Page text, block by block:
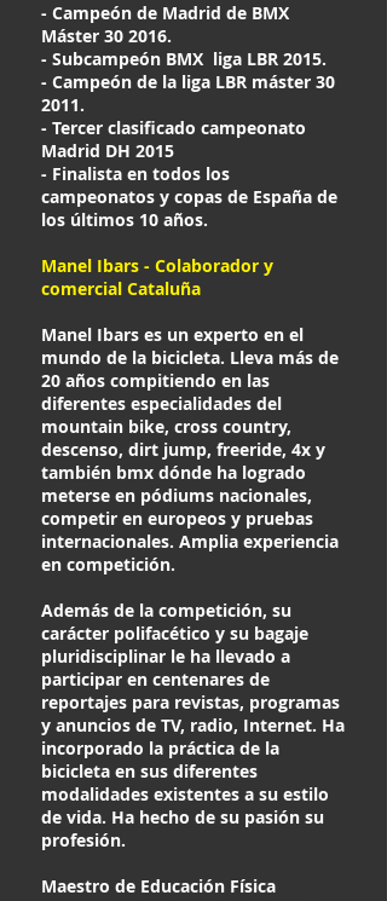
- Campeón de Madrid de BMX
Máster 30 2016.
- Subcampeón BMX liga LBR 2015.
- Campeón de la liga LBR máster 30
2011.
- Tercer clasificado campeonato
Madrid DH 2015
- Finalista en todos los
campeonatos y copas de España de
los últimos 10 años.
Manel Ibars - Colaborador y
comercial Cataluña
Manel Ibars es un experto en el
mundo de la bicicleta. Lleva más de
20 años compitiendo en las
diferentes especialidades del
mountain bike, cross country,
descenso, dirt jump, freeride, 4x y
también bmx dónde ha logrado
meterse en pódiums nacionales,
competir en europeos y pruebas
internacionales. Amplia experiencia
en competición.
Además de la competición, su
carácter polifacético y su bagaje
pluridisciplinar le ha llevado a
participar en centenares de
reportajes para revistas, programas
y anuncios de TV, radio, Internet. Ha
incorporado la práctica de la
bicicleta en sus diferentes
modalidades existentes a su estilo
de vida. Ha hecho de su pasión su
profesión.
Maestro de Educación Física